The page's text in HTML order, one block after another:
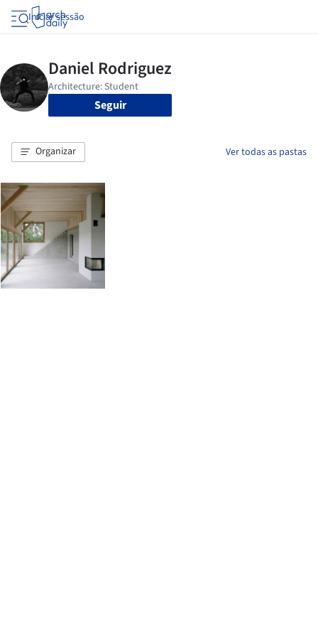
Iniciar sessão
Seguir
Organizar Ver todas as pastas